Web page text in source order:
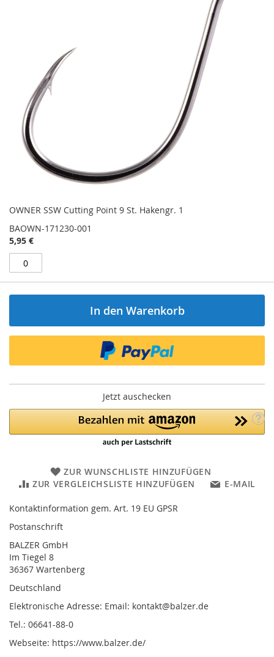
OWNER SSW Cutting Point 9 St. Hakengr. 1
BAOWN-171230-001
5,95 €
In den Warenkorb
Jetzt auschecken
ZUR WUNSCHLISTE HINZUFÜGEN
ZUR VERGLEICHSLISTE HINZUFÜGEN
E-MAIL
Kontaktinformation gem. Art. 19 EU GPSR
Postanschrift
BALZER GmbH
Im Tiegel 8
36367 Wartenberg
Deutschland
Elektronische Adresse: Email: kontakt@balzer.de
Tel.: 06641-88-0
Webseite: https://www.balzer.de/